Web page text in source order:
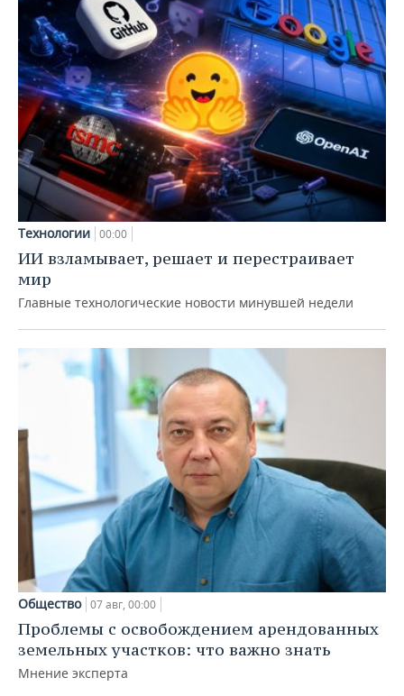
Технологии 00:00
ИИ взламывает, решает и перестраивает
мир
Главные технологические новости минувшей недели
Общество 07 авг, 00:00
Проблемы с освобождением арендованных
земельных участков: что важно знать
Мнение эксперта